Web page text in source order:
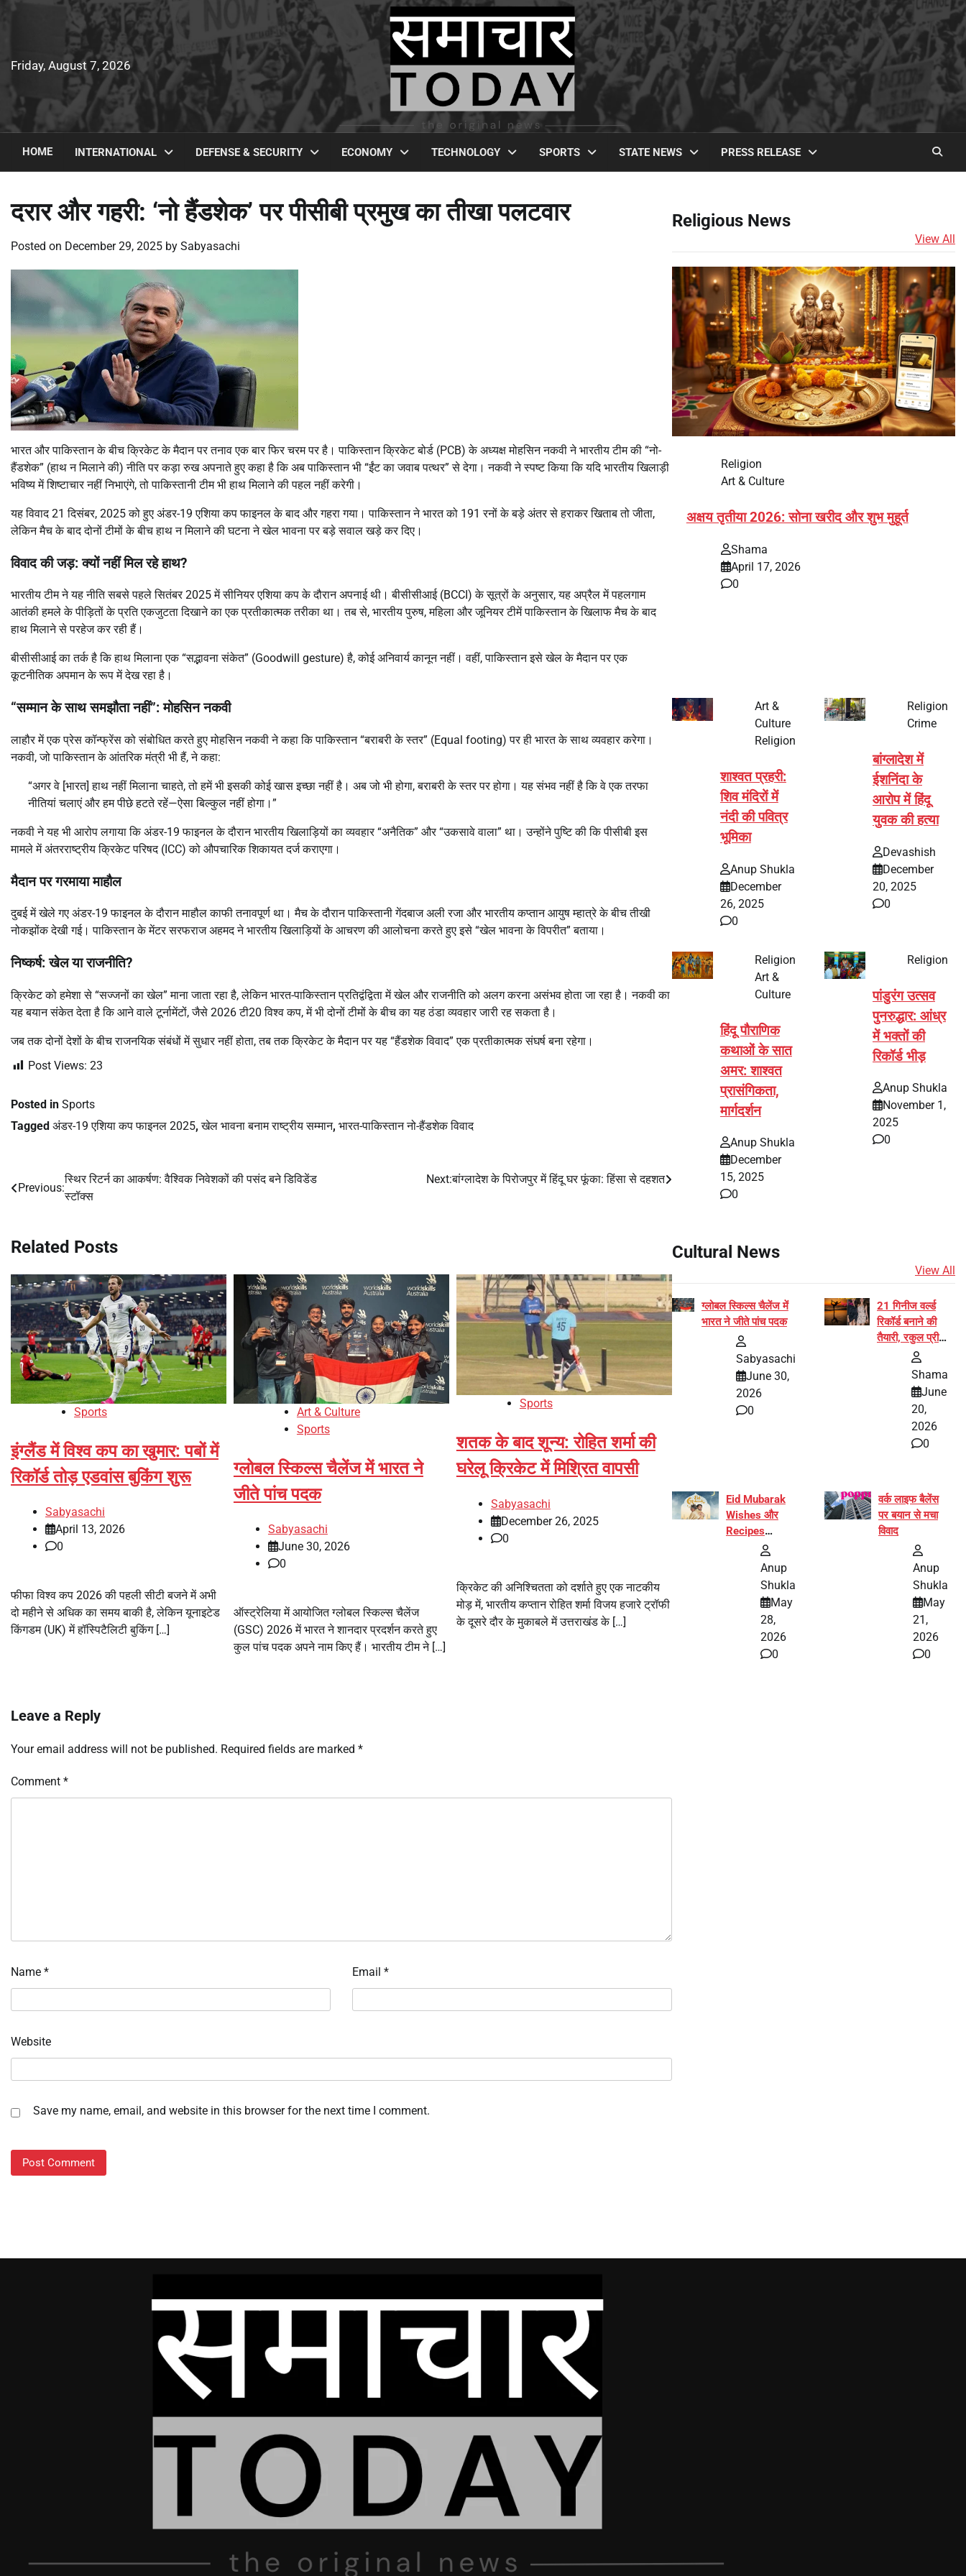
Friday, August 7, 2026
HOME INTERNATIONAL DEFENSE & SECURITY ECONOMY TECHNOLOGY SPORTS STATE NEWS PRESS RELEASE
दरार और गहरी: ‘नो हैंडशेक’ पर पीसीबी प्रमुख का तीखा पलटवार
Posted on December 29, 2025 by Sabyasachi
भारत और पाकिस्तान के बीच क्रिकेट के मैदान पर तनाव एक बार फिर चरम पर है। पाकिस्तान क्रिकेट बोर्ड (PCB) के अध्यक्ष मोहसिन नकवी ने भारतीय टीम की “नो-
हैंडशेक” (हाथ न मिलाने की) नीति पर कड़ा रुख अपनाते हुए कहा है कि अब पाकिस्तान भी “ईंट का जवाब पत्थर” से देगा। नकवी ने स्पष्ट किया कि यदि भारतीय खिलाड़ी
भविष्य में शिष्टाचार नहीं निभाएंगे, तो पाकिस्तानी टीम भी हाथ मिलाने की पहल नहीं करेगी।
यह विवाद 21 दिसंबर, 2025 को हुए अंडर-19 एशिया कप फाइनल के बाद और गहरा गया।पाकिस्तान ने भारत को 191 रनों के बड़े अंतर से हराकर खिताब तो जीता,
लेकिन मैच के बाद दोनों टीमों के बीच हाथ न मिलाने की घटना ने खेल भावना पर बड़े सवाल खड़े कर दिए।
विवाद की जड़: क्यों नहीं मिल रहे हाथ?
भारतीय टीम ने यह नीति सबसे पहले सितंबर 2025 में सीनियर एशिया कप के दौरान अपनाई थी। बीसीसीआई (BCCI) के सूत्रों के अनुसार, यह अप्रैल में पहलगाम
आतंकी हमले के पीड़ितों के प्रति एकजुटता दिखाने का एक प्रतीकात्मक तरीका था। तब से, भारतीय पुरुष, महिला और जूनियर टीमें पाकिस्तान के खिलाफ मैच के बाद
हाथ मिलाने से परहेज कर रही हैं।
बीसीसीआई का तर्क है कि हाथ मिलाना एक “सद्भावना संकेत” (Goodwill gesture) है, कोई अनिवार्य कानून नहीं। वहीं, पाकिस्तान इसे खेल के मैदान पर एक
कूटनीतिक अपमान के रूप में देख रहा है।
“सम्मान के साथ समझौता नहीं”: मोहसिन नकवी
लाहौर में एक प्रेस कॉन्फ्रेंस को संबोधित करते हुए मोहसिन नकवी ने कहा कि पाकिस्तान “बराबरी के स्तर” (Equal footing) पर ही भारत के साथ व्यवहार करेगा।
नकवी, जो पाकिस्तान के आंतरिक मंत्री भी हैं, ने कहा:
“अगर वे [भारत] हाथ नहीं मिलाना चाहते, तो हमें भी इसकी कोई खास इच्छा नहीं है। अब जो भी होगा, बराबरी के स्तर पर होगा। यह संभव नहीं है कि वे एक तरफा
नीतियां चलाएं और हम पीछे हटते रहें—ऐसा बिल्कुल नहीं होगा।”
नकवी ने यह भी आरोप लगाया कि अंडर-19 फाइनल के दौरान भारतीय खिलाड़ियों का व्यवहार “अनैतिक” और “उकसावे वाला” था। उन्होंने पुष्टि की कि पीसीबी इस
मामले में अंतरराष्ट्रीय क्रिकेट परिषद (ICC) को औपचारिक शिकायत दर्ज कराएगा।
मैदान पर गरमाया माहौल
दुबई में खेले गए अंडर-19 फाइनल के दौरान माहौल काफी तनावपूर्ण था। मैच के दौरान पाकिस्तानी गेंदबाज अली रजा और भारतीय कप्तान आयुष म्हात्रे के बीच तीखी
नोकझोंक देखी गई। पाकिस्तान के मेंटर सरफराज अहमद ने भारतीय खिलाड़ियों के आचरण की आलोचना करते हुए इसे “खेल भावना के विपरीत” बताया।
निष्कर्ष: खेल या राजनीति?
क्रिकेट को हमेशा से “सज्जनों का खेल” माना जाता रहा है, लेकिन भारत-पाकिस्तान प्रतिद्वंद्विता में खेल और राजनीति को अलग करना असंभव होता जा रहा है। नकवी का
यह बयान संकेत देता है कि आने वाले टूर्नामेंटों, जैसे 2026 टी20 विश्व कप, में भी दोनों टीमों के बीच का यह ठंडा व्यवहार जारी रह सकता है।
जब तक दोनों देशों के बीच राजनयिक संबंधों में सुधार नहीं होता, तब तक क्रिकेट के मैदान पर यह “हैंडशेक विवाद” एक प्रतीकात्मक संघर्ष बना रहेगा।
Post Views: 23
Posted in Sports
Tagged अंडर-19 एशिया कप फाइनल 2025,खेल भावना बनाम राष्ट्रीय सम्मान, भारत-पाकिस्तान नो-हैंडशेक विवाद
Post
Previous:
स्थिर रिटर्न का आकर्षण: वैश्विक निवेशकों की पसंद बने डिविडेंड
स्टॉक्स
Next:बांग्लादेश के पिरोजपुर में हिंदू घर फूंका: हिंसा से दहशत
Related Posts
Sports
इंग्लैंड में विश्व कप का खुमार: पबों में
रिकॉर्ड तोड़ एडवांस बुकिंग शुरू
Sabyasachi
April 13, 2026
0
फीफा विश्व कप 2026 की पहली सीटी बजने में अभी
दो महीने से अधिक का समय बाकी है, लेकिन यूनाइटेड
किंगडम (UK) में हॉस्पिटैलिटी बुकिंग […]
Art & Culture
Sports
ग्लोबल स्किल्स चैलेंज में भारत ने
जीते पांच पदक
Sabyasachi
June 30, 2026
0
ऑस्ट्रेलिया में आयोजित ग्लोबल स्किल्स चैलेंज
(GSC) 2026 में भारत ने शानदार प्रदर्शन करते हुए
कुल पांच पदक अपने नाम किए हैं। भारतीय टीम ने […]
Sports
शतक के बाद शून्य: रोहित शर्मा की
घरेलू क्रिकेट में मिश्रित वापसी
Sabyasachi
December 26, 2025
0
क्रिकेट की अनिश्चितता को दर्शाते हुए एक नाटकीय
मोड़ में, भारतीय कप्तान रोहित शर्मा विजय हजारे ट्रॉफी
के दूसरे दौर के मुकाबले में उत्तराखंड के […]
Leave a Reply
Your email address will not be published. Required fields are marked *
Comment *
Name * Email *
Website
Save my name, email, and website in this browser for the next time I comment.
Religious News
View All
Religion
Art & Culture
अक्षय तृतीया 2026: सोना खरीद और शुभ मुहूर्त
Shama
April 17, 2026
0
Art &
Culture
Religion
शाश्वत प्रहरी:
शिव मंदिरों में
नंदी की पवित्र
भूमिका
Anup Shukla
December
26, 2025
0
Religion
Crime
बांग्लादेश में
ईशनिंदा के
आरोप में हिंदू
युवक की हत्या
Devashish
December
20, 2025
0
Religion
Art &
Culture
हिंदू पौराणिक
कथाओं के सात
अमर: शाश्वत
प्रासंगिकता,
मार्गदर्शन
Anup Shukla
December
15, 2025
0
Religion
पांडुरंग उत्सव
पुनरुद्धार: आंध्र
में भक्तों की
रिकॉर्ड भीड़
Anup Shukla
November 1,
2025
0
Cultural News
View All
ग्लोबल स्किल्स चैलेंज में
भारत ने जीते पांच पदक
Sabyasachi
June 30,
2026
0
21 गिनीज वर्ल्ड
रिकॉर्ड बनाने की
तैयारी, रकुल प्रीत
जायसवाल बनीं योग
अभियान का हिस्सा
Shama
June
20,
2026
0
Eid Mubarak
Wishes और
Recipes
इंटरनेट पर हुईं
Anup
Shukla
May
28,
2026
0
वर्क लाइफ बैलेंस
पर बयान से मचा
विवाद
Anup
Shukla
May
21,
2026
0